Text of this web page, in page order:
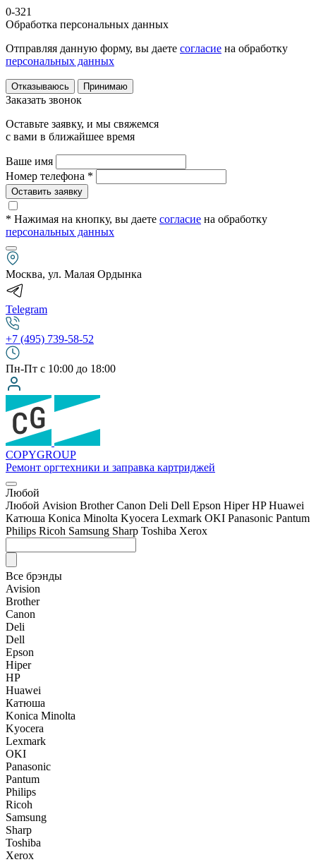
0-321
Обработка персональных данных
Отправляя данную форму, вы даете согласие на обработку
персональных данных
Отказываюсь Принимаю
Заказать звонок
Оставьте заявку, и мы свяжемся
с вами в ближайшее время
Ваше имя
Номер телефона *
Оставить заявку
* Нажимая на кнопку, вы даете согласие на обработку
персональных данных
Москва, ул. Малая Ордынка
Telegram
+7 (495) 739-58-52
Пн-Пт с 10:00 до 18:00
COPYGROUP
Ремонт оргтехники и заправка картриджей
Любой
Любой Avision Brother Canon Deli Dell Epson Hiper HP Huawei
Катюша Konica Minolta Kyocera Lexmark OKI Panasonic Pantum
Philips Ricoh Samsung Sharp Toshiba Xerox
Все брэнды
Avision
Brother
Canon
Deli
Dell
Epson
Hiper
HP
Huawei
Катюша
Konica Minolta
Kyocera
Lexmark
OKI
Panasonic
Pantum
Philips
Ricoh
Samsung
Sharp
Toshiba
Xerox